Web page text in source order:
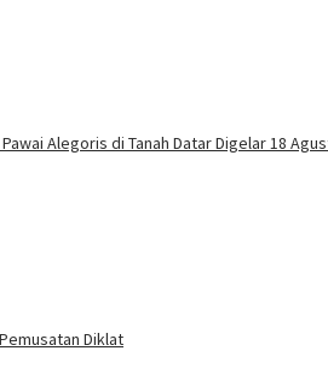
Alegoris di Tanah Datar Digelar 18
Diklat